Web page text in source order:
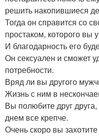
решить накопившиеся
Тогда он справится со
простаком, которого вы
И благодарность его
Он сексуален и сможет
потребности.
Вряд ли вы другого
Жизнь с ним в
Вы полюбите друг
днем все крепче.
Очень скоро вы